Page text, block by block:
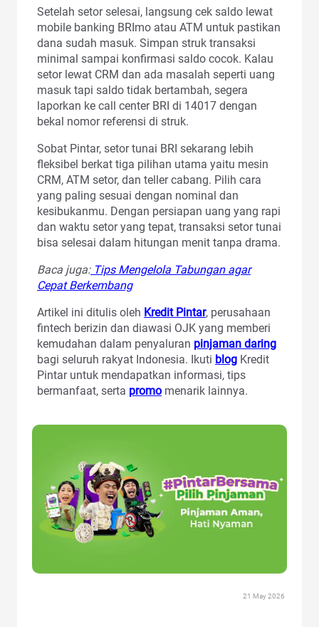
Setelah setor selesai, langsung cek saldo lewat
mobile banking BRImo atau ATM untuk pastikan
dana sudah masuk. Simpan struk transaksi
minimal sampai konfirmasi saldo cocok. Kalau
setor lewat CRM dan ada masalah seperti uang
masuk tapi saldo tidak bertambah, segera
laporkan ke call center BRI di 14017 dengan
bekal nomor referensi di struk.
Sobat Pintar, setor tunai BRI sekarang lebih
fleksibel berkat tiga pilihan utama yaitu mesin
CRM, ATM setor, dan teller cabang. Pilih cara
yang paling sesuai dengan nominal dan
kesibukanmu. Dengan persiapan uang yang rapi
dan waktu setor yang tepat, transaksi setor tunai
bisa selesai dalam hitungan menit tanpa drama.
Baca juga: Tips Mengelola Tabungan agar
Cepat Berkembang
Artikel ini ditulis oleh Kredit Pintar, perusahaan
fintech berizin dan diawasi OJK yang memberi
kemudahan dalam penyaluran pinjaman daring
bagi seluruh rakyat Indonesia. Ikuti blog Kredit
Pintar untuk mendapatkan informasi, tips
bermanfaat, serta promo menarik lainnya.
21 May 2026